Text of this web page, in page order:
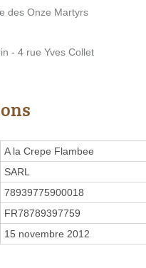
des Onze Martyrs
- 4 rue Yves Collet
A la Crepe Flambee
SARL
78939775900018
FR78789397759
15 novembre 2012